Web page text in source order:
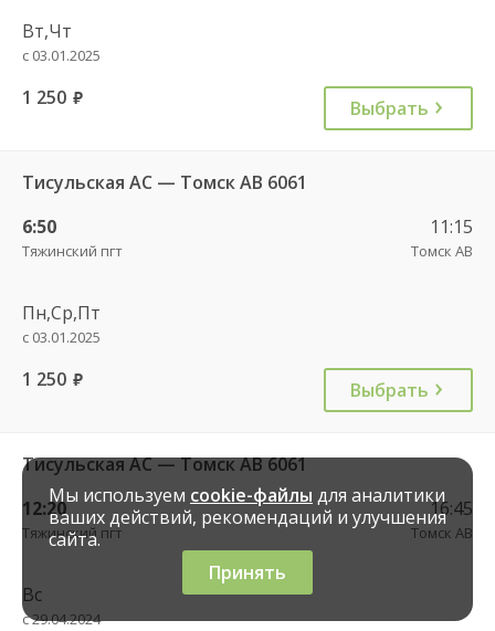
Вт,Чт
с 03.01.2025
1 250 руб. Выбрать
Тисульская АС — Томск АВ 6061
6:50
Тяжинский пгт
11:15
Томск АВ
Пн,Ср,Пт
с 03.01.2025
1 250 руб. Выбрать
Тисульская АС — Томск АВ 6061
12:20
Тяжинский пгт
16:45
Томск АВ
Вс
с 29.04.2024
Мы используем cookie-файлы для аналитики
ваших действий, рекомендаций и улучшения
сайта.
Принять